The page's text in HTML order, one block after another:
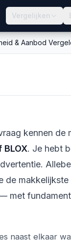
Vergelijken
& Aanbod
kennen de
BLOX. Je hebt
de
met
naast elkaar